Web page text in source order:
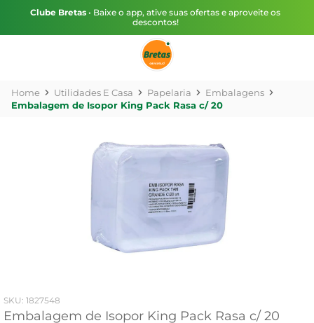
Clube Bretas • Baixe o app, ative suas ofertas e aproveite os
descontos!
Utilidades E Casa Papelaria
Embalagens
Embalagem de Isopor King Pack Rasa c/ 20
: 1827548
Embalagem de Isopor King Pack Rasa c/ 20